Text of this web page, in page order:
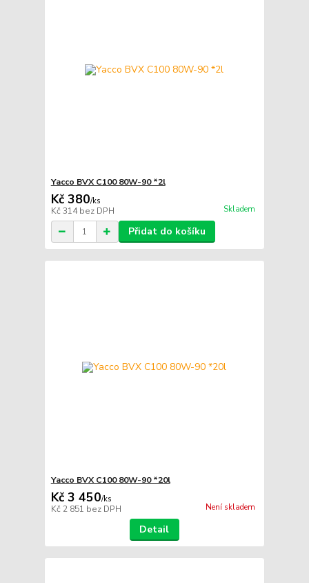
Yacco BVX C100 80W-90 *2l
Kč 380/ks
Kč 314bez DPH Skladem
Přidat do košíku
Yacco BVX C100 80W-90 *20l
Kč 3 450/ks
Kč 2 851 bez DPH Není skladem
Detail